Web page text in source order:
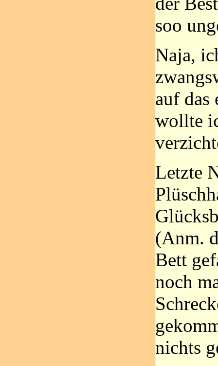
soo
Naja,
auf das
wollte
Letzte
(Anm.
Bett
noch
nichts